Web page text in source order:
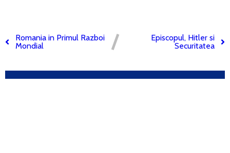
Romania in Primul Razboi
Mondial
Episcopul, Hitler si
Securitatea